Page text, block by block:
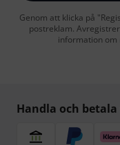
Genom att klicka på
postreklam.
information om
Handla och